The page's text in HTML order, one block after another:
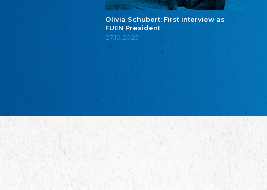
Olivia Schubert: First interview as
FUEN President
27.10.2025